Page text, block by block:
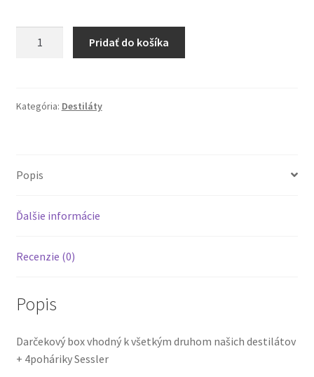
Pridať do košíka
Kategória: Destiláty
Popis
Ďalšie informácie
Recenzie (0)
Popis
Darčekový box vhodný k všetkým druhom našich destilátov
+ 4poháriky Sessler